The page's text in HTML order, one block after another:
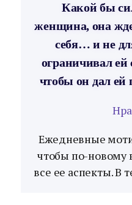
Какой бы
женщина, она
себя… и не
ограничивал ей
чтобы он дал ей
Ежедневные
чтобы по-новому
все ее аспекты. В